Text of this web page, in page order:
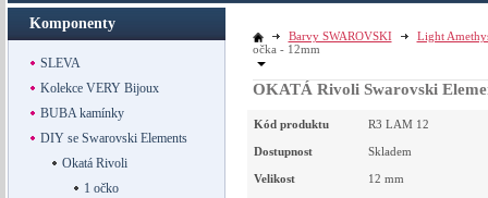
Komponenty
SLEVA
Kolekce VERY Bijoux
BUBA kamínky
DIY se Swarovski Elements
Okatá Rivoli
1 očko
Barvy SWAROVSKI
Light
očka - 12mm
OKATÁ Rivoli Swarovski
Kód produktu R3 LAM 12
Dostupnost Skladem
Velikost 12 mm